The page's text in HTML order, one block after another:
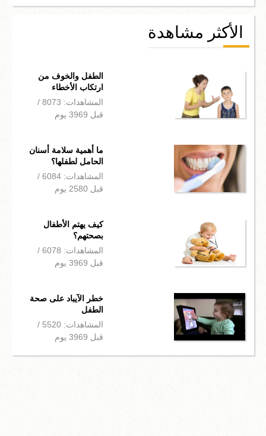
الأكثر مشاهدة
الطفل والخوف من
ارتكاب الأخطاء
المشاهدات: 8073 /
قبل 3969 يوم
ما أهمية سلامة أسنان
الحامل لطفلها؟
المشاهدات: 6084 /
قبل 2580 يوم
كيف يهتم الأطفال
بصحتهم؟
المشاهدات: 6078 /
قبل 3969 يوم
خطر الآيباد على صحة
الطفل
المشاهدات: 5520 /
قبل 3969 يوم